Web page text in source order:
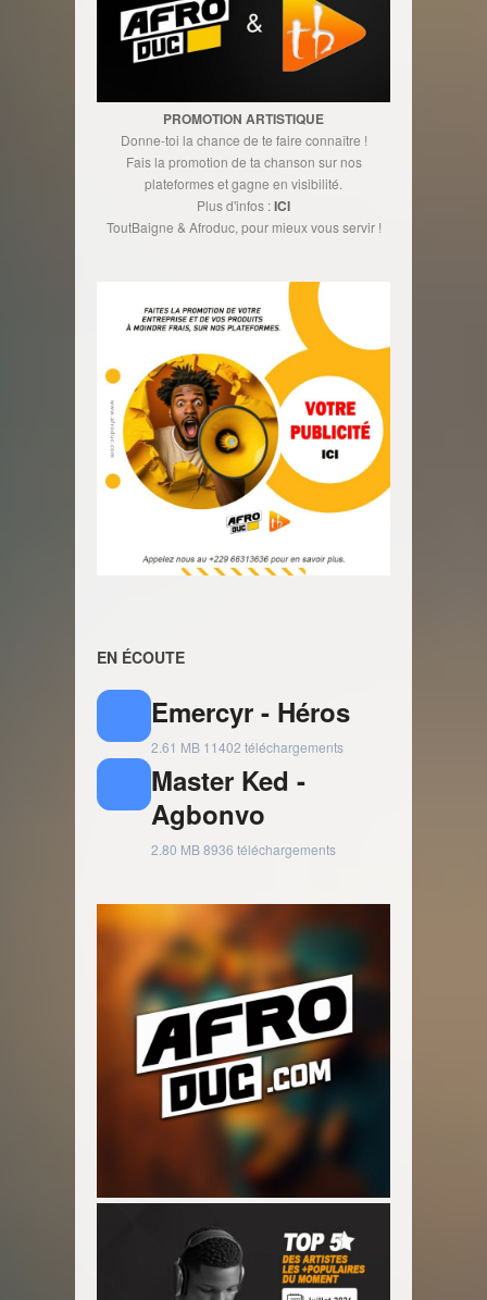
PROMOTION ARTISTIQUE
Donne-toi la chance de te faire connaître !
Fais la promotion de ta chanson sur nos
plateformes et gagne en visibilité.
Plus d'infos :ICI
ToutBaigne & Afroduc, pour mieux vous servir !
EN ÉCOUTE
Emercyr - Héros
2.61 MB 11402 téléchargements
Master Ked -
Agbonvo
2.80 MB8936 téléchargements